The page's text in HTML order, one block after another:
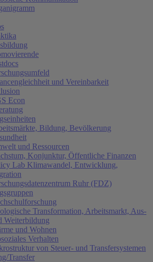
und Vereinbarkeit
Econ
Bildung, Bevölkerung
und Ressourcen
Konjunktur, Öffentliche Finanzen
Lab Klimawandel, Entwicklung,
Ruhr (FDZ)
Transformation, Arbeitsmarkt, Aus-
Weiterbildung
und Wohnen
Verhalten
von Steuer- und Transfersystemen
Transfer